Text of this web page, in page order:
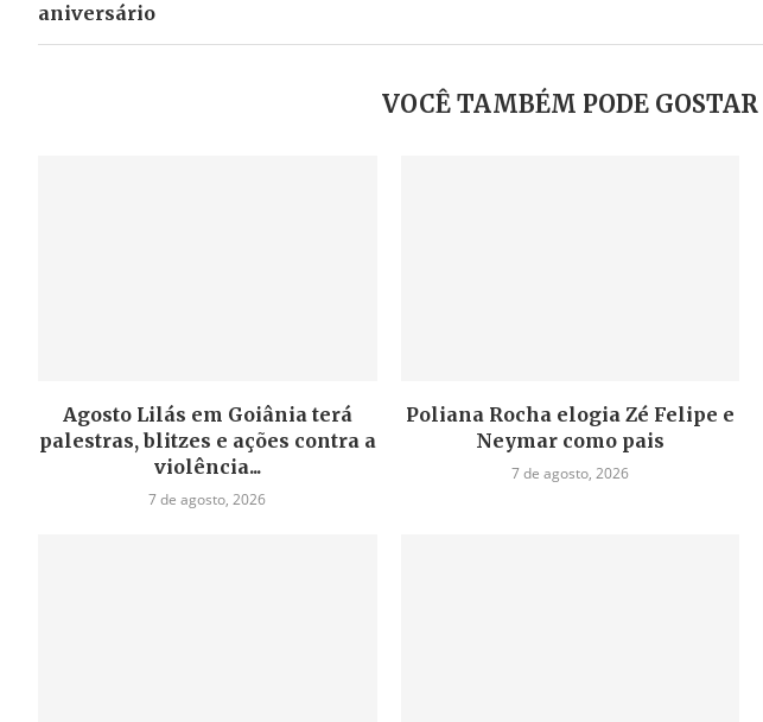
aniversário
VOCÊ TAMBÉM PODE GOSTAR
Agosto Lilás em Goiânia terá
palestras, blitzes e ações contra a
violência...
7 de agosto, 2026
Poliana Rocha elogia Zé Felipe e
Neymar como pais
7 de agosto, 2026